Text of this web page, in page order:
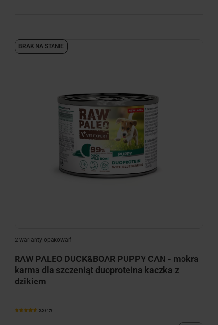
2 warianty opakowań
RAW PALEO DUCK&BOAR PUPPY CAN - mokra
karma dla szczeniąt duoproteina kaczka z
dzikiem
5.0 (47)
BRAK NA STANIE